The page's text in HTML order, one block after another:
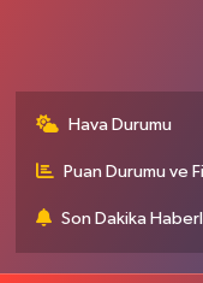
Hava Durumu
Puan Durumu ve
Son Dakika